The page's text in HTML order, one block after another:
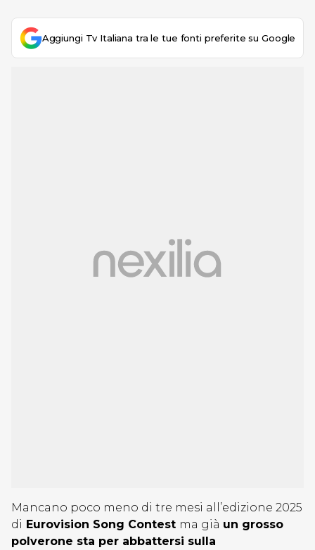
Aggiungi Tv Italiana tra le tue fonti preferite su Google
Mancano poco meno di tre mesi all’edizione 2025
di Eurovision Song Contest ma già un grosso
polverone sta per abbattersi sulla